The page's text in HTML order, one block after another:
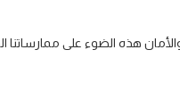
هذه الضوء على ممارساتنا